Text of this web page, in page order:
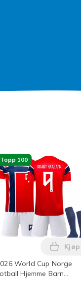
kvalitetsbrett i
uten nummer
ripefjerner,
Topp 100
World Cup Norge
Hjemme Barn
Kjøp